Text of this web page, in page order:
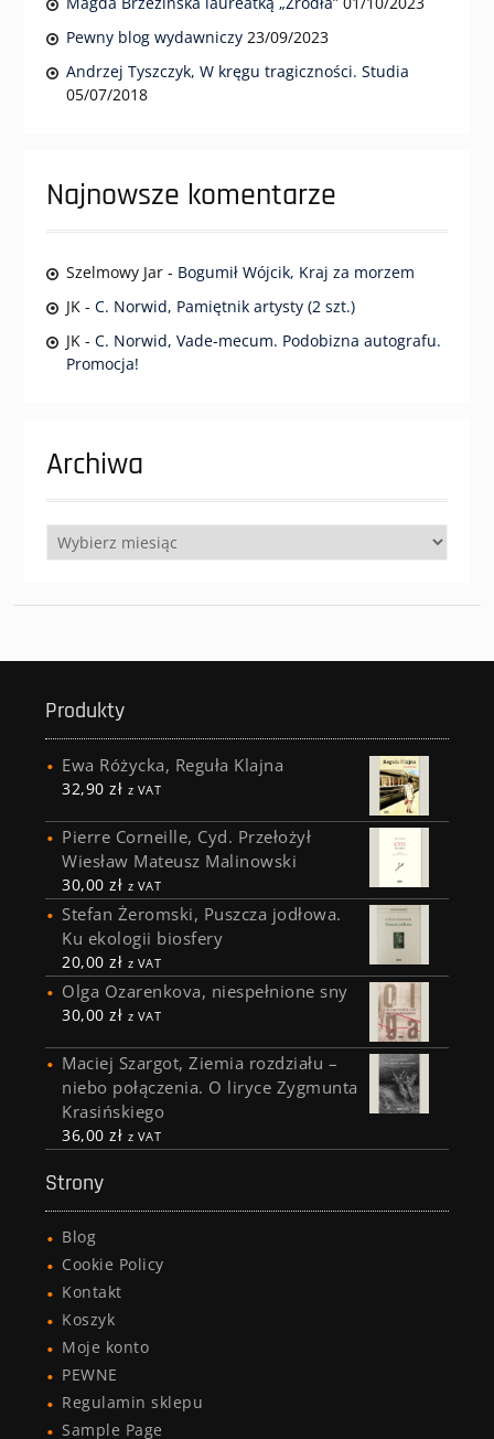
Pewny blog wydawniczy 23/09/2023
Andrzej Tyszczyk, W kręgu tragiczności. Studia
05/07/2018
Najnowsze komentarze
Szelmowy Jar- Bogumił Wójcik, Kraj za morzem
JK- C. Norwid, Pamiętnik artysty (2 szt.)
JK- C. Norwid, Vade-mecum. Podobizna autografu.
Promocja!
Archiwa
Archiwa
Produkty
Ewa Różycka, Reguła Klajna
32,90zł z VAT
Pierre Corneille, Cyd. Przełożył
Wiesław Mateusz Malinowski
30,00zł z VAT
Stefan Żeromski, Puszcza jodłowa.
Ku ekologii biosfery
20,00zł z VAT
Olga Ozarenkova, niespełnione sny
30,00zł z VAT
Maciej Szargot, Ziemia rozdziału –
niebo połączenia. O liryce Zygmunta
Krasińskiego
36,00zł z VAT
Strony
Blog
Cookie Policy
Kontakt
Koszyk
Moje konto
PEWNE
Regulamin sklepu
Sample Page